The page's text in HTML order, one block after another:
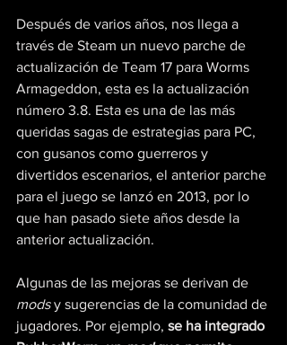
Después de varios años, nos llega a
través de Steam un nuevo parche de
actualización de Team 17 para Worms
Armageddon, esta es la actualización
número 3.8. Esta es una de las más
queridas sagas de estrategias para PC,
con gusanos como guerreros y
divertidos escenarios, el anterior parche
para el juego se lanzó en 2013, por lo
que han pasado siete años desde la
anterior actualización.
Algunas de las mejoras se derivan de
mods y sugerencias de la comunidad de
jugadores. Por ejemplo, se ha integrado